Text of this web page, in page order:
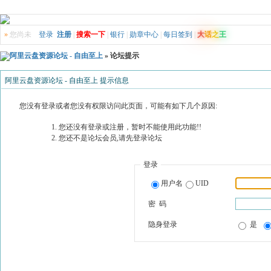
» 您尚未 登录 注册 搜索一下 银行 勋章中心 每日签到 大话之王
阿里云盘资源论坛 - 自由至上 » 论坛提示
阿里云盘资源论坛 - 自由至上 提示信息
您没有登录或者您没有权限访问此页面，可能有如下几个原因:
您还没有登录或注册，暂时不能使用此功能!!
您还不是论坛会员,请先登录论坛
登录
用户名 UID
密 码
隐身登录 是